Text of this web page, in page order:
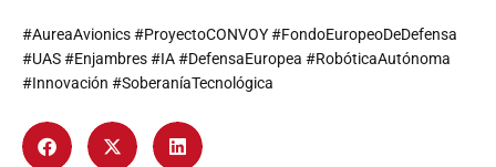
#AureaAvionics #ProyectoCONVOY #FondoEuropeoDeDefensa
#UAS #Enjambres #IA #DefensaEuropea #RobóticaAutónoma
#Innovación #SoberaníaTecnológica